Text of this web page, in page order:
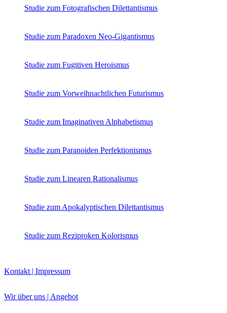
Studie zum Fotografischen Dilettantismus
Studie zum Paradoxen Neo-Gigantismus
Studie zum Fugitiven Heroismus
Studie zum Vorweihnachtlichen Futurismus
Studie zum Imaginativen Alphabetismus
Studie zum Paranoiden Perfektionismus
Studie zum Linearen Rationalismus
Studie zum Apokalyptischen Dilettantismus
Studie zum Reziproken Kolorismus
Kontakt | Impressum
Wir über uns | Angebot